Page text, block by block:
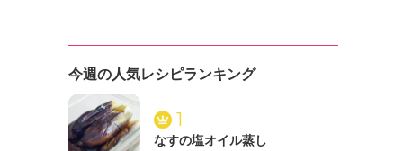
今週の人気レシピランキング
1
なすの塩オイル蒸し